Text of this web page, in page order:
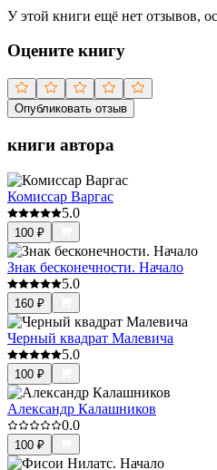
У этой книги ещё нет отзывов,
Оцените книгу
Опубликовать отзыв
книги автора
Комиссар Варгас
5.0
100 ₽
Знак бесконечности. Начало
5.0
160 ₽
Черный квадрат Малевича
5.0
100 ₽
Александр Калашников
0.0
100 ₽